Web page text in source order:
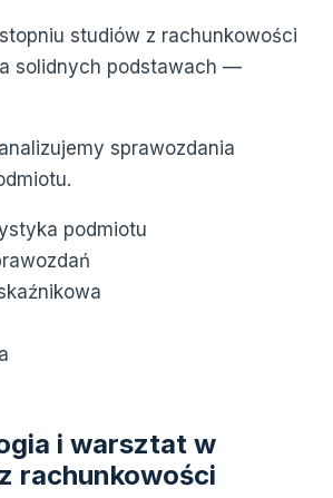
studiów z rachunkowości
solidnych podstawach —
sprawozdania
podmiotu
i warsztat w
rachunkowości